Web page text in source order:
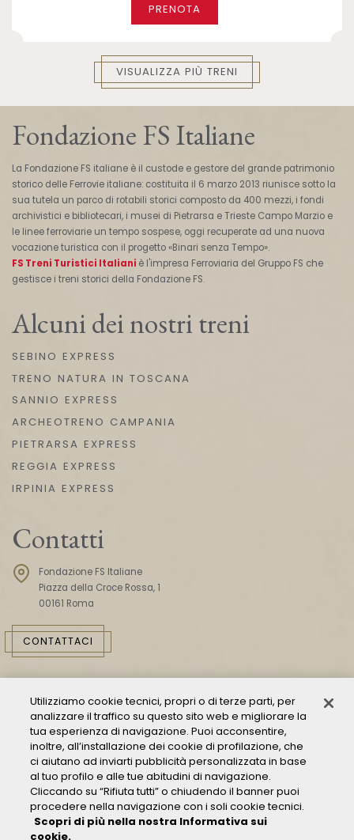
PRENOTA
VISUALIZZA PIÙ TRENI
Fondazione FS Italiane
La Fondazione FS italiane è il custode e gestore del grande patrimonio
storico delle Ferrovie italiane: costituita il 6 marzo 2013 riunisce sotto la
sua tutela un parco di rotabili storici composto da 400 mezzi, i fondi
archivistici e bibliotecari, i musei di Pietrarsa e Trieste Campo Marzio e
le linee ferroviarie un tempo sospese, oggi recuperate ad una nuova
vocazione turistica con il progetto «Binari senza Tempo».
FS Treni Turistici Italiani è l'impresa Ferroviaria del Gruppo FS che
gestisce i treni storici della Fondazione FS.
Alcuni dei nostri treni
SEBINO EXPRESS
TRENO NATURA IN TOSCANA
SANNIO EXPRESS
ARCHEOTRENO CAMPANIA
PIETRARSA EXPRESS
REGGIA EXPRESS
IRPINIA EXPRESS
Contatti
Fondazione FS Italiane
Piazza della Croce Rossa, 1
00161 Roma
CONTATTACI
Consulta il Modello 231
Gestione delle segnalazioni - Whistleblowing
Condizioni Generali di Trasporto
Privacy policy
Utilizziamo cookie tecnici, propri o di terze parti, per
analizzare il traffico su questo sito web e migliorare la
tua esperienza di navigazione. Puoi acconsentire,
inoltre, all’installazione dei cookie di profilazione, che
ci aiutano ad inviarti pubblicità personalizzata in base
al tuo profilo e alle tue abitudini di navigazione.
Cliccando su “Rifiuta tutti” o chiudendo il banner puoi
procedere nella navigazione con i soli cookie tecnici.
Scopri di più nella nostra Informativa sui
cookie.